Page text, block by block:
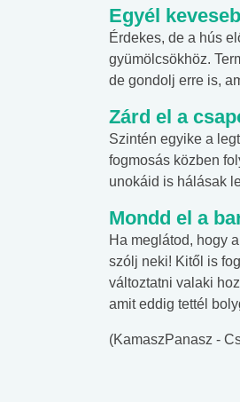
Egyél
Érdekes, de a hús
gyümölcsökhöz.
de gondolj erre is,
Zárd el a
Szintén egyike a
fogmosás közben
unokáid is hálásak
Mondd el a
Ha meglátod, hogy
szólj neki! Kitől is
változtatni valaki
amit eddig tettél
(KamaszPanasz -
#Zöldövezet
Mekkora az
lábnyomod?